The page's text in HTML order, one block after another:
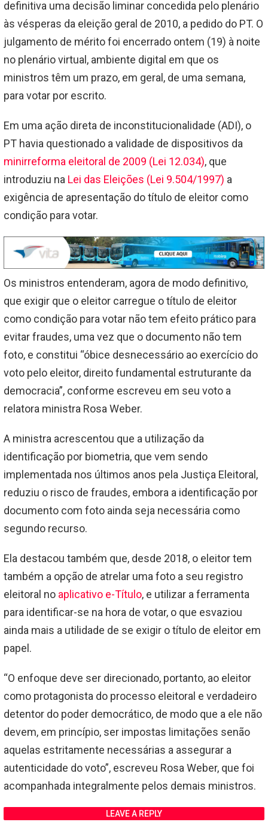
definitiva uma decisão liminar concedida pelo plenário
às vésperas da eleição geral de 2010, a pedido do PT. O
julgamento de mérito foi encerrado ontem (19) à noite
no plenário virtual, ambiente digital em que os
ministros têm um prazo, em geral, de uma semana,
para votar por escrito.
Em uma ação direta de inconstitucionalidade (ADI), o
PT havia questionado a validade de dispositivos da
minirreforma eleitoral de 2009 (Lei 12.034), que
introduziu na Lei das Eleições (Lei 9.504/1997) a
exigência de apresentação do título de eleitor como
condição para votar.
Os ministros entenderam, agora de modo definitivo,
que exigir que o eleitor carregue o título de eleitor
como condição para votar não tem efeito prático para
evitar fraudes, uma vez que o documento não tem
foto, e constitui “óbice desnecessário ao exercício do
voto pelo eleitor, direito fundamental estruturante da
democracia”, conforme escreveu em seu voto a
relatora ministra Rosa Weber.
A ministra acrescentou que a utilização da
identificação por biometria, que vem sendo
implementada nos últimos anos pela Justiça Eleitoral,
reduziu o risco de fraudes, embora a identificação por
documento com foto ainda seja necessária como
segundo recurso.
Ela destacou também que, desde 2018, o eleitor tem
também a opção de atrelar uma foto a seu registro
eleitoral no aplicativo e-Título, e utilizar a ferramenta
para identificar-se na hora de votar, o que esvaziou
ainda mais a utilidade de se exigir o título de eleitor em
papel.
“O enfoque deve ser direcionado, portanto, ao eleitor
como protagonista do processo eleitoral e verdadeiro
detentor do poder democrático, de modo que a ele não
devem, em princípio, ser impostas limitações senão
aquelas estritamente necessárias a assegurar a
autenticidade do voto”, escreveu Rosa Weber, que foi
acompanhada integralmente pelos demais ministros.
LEAVE A REPLY